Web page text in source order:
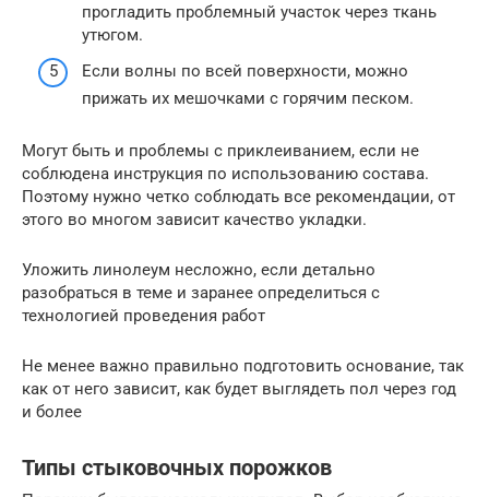
прогладить проблемный участок через ткань
утюгом.
Если волны по всей поверхности, можно
прижать их мешочками с горячим песком.
Могут быть и проблемы с приклеиванием, если не
соблюдена инструкция по использованию состава.
Поэтому нужно четко соблюдать все рекомендации, от
этого во многом зависит качество укладки.
Уложить линолеум несложно, если детально
разобраться в теме и заранее определиться с
технологией проведения работ
Не менее важно правильно подготовить основание, так
как от него зависит, как будет выглядеть пол через год
и более
Типы стыковочных порожков